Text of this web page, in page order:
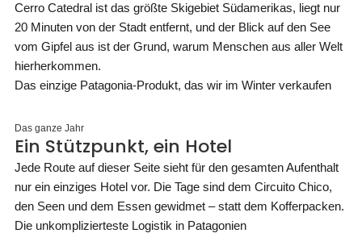
Cerro Catedral ist das größte Skigebiet Südamerikas, liegt nur
20 Minuten von der Stadt entfernt, und der Blick auf den See
vom Gipfel aus ist der Grund, warum Menschen aus aller Welt
hierherkommen.
Das einzige Patagonia-Produkt, das wir im Winter verkaufen
Das ganze Jahr
Ein Stützpunkt, ein Hotel
Jede Route auf dieser Seite sieht für den gesamten Aufenthalt
nur ein einziges Hotel vor. Die Tage sind dem Circuito Chico,
den Seen und dem Essen gewidmet – statt dem Kofferpacken.
Die unkomplizierteste Logistik in Patagonien